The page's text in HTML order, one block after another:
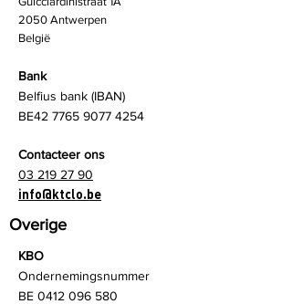
2050 Antwerpen
België
Bank
Belfius bank (IBAN)
BE42 7765 9077 4254
Contacteer ons
03 219 27 90
info@ktclo.be
Overige
KBO
Ondernemingsnummer
BE 0412 096 580